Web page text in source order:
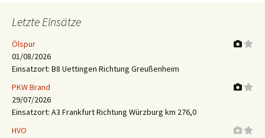
Letzte Einsätze
Ölspur
01/08/2026
Einsatzort: B8 Uettingen Richtung Greußenheim
PKW Brand
29/07/2026
Einsatzort: A3 Frankfurt Richtung Würzburg km 276,0
HVO